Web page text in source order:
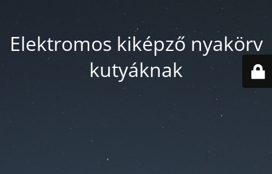
Elektromos kiképző nyakörv
kutyáknak